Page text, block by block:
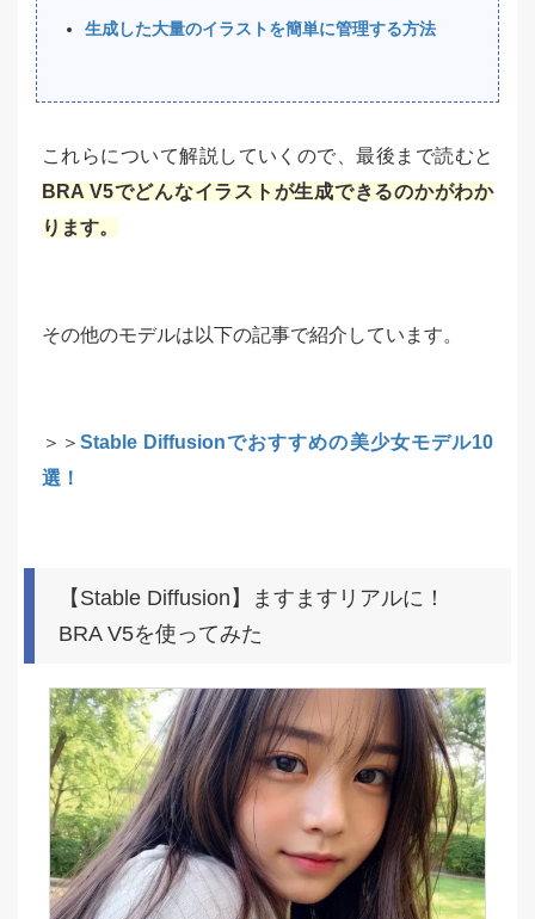
生成した大量のイラストを簡単に管理する方法
これらについて解説していくので、最後まで読むと
BRA V5でどんなイラストが生成できるのかがわか
ります。
その他のモデルは以下の記事で紹介しています。
＞＞ Stable Diffusionでおすすめの美少女モデル10
選！
【Stable Diffusion】ますますリアルに！
BRA V5を使ってみた